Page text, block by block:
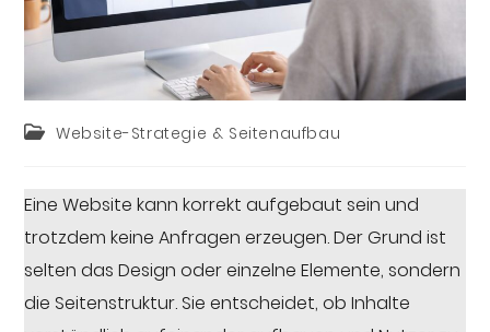
Website-Strategie & Seitenaufbau
Eine Website kann korrekt aufgebaut sein und
trotzdem keine Anfragen erzeugen. Der Grund ist
selten das Design oder einzelne Elemente, sondern
die Seitenstruktur. Sie entscheidet, ob Inhalte